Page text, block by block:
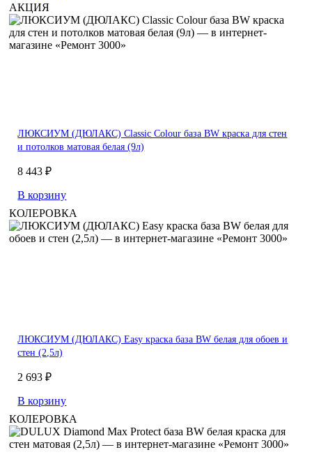
АКЦИЯ
ЛЮКСИУМ (ДЮЛАКС) Classic Colour база BW краска для стен
и потолков матовая белая (9л)
8 443 ₽
В корзину
КОЛЕРОВКА
ЛЮКСИУМ (ДЮЛАКС) Easy краска база BW белая для обоев и
стен (2,5л)
2 693 ₽
В корзину
КОЛЕРОВКА